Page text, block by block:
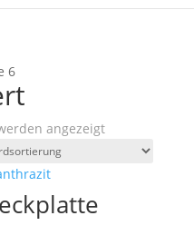
6
angezeigt